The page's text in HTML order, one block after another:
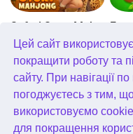
Цей сайт
покращити роботу та
сайту. При навігації
погоджуєтесь з тим,
використовуємо
для покращення
Збирайте золоті монети
ферми, та крутіть
монет та бустеров. Тож
безкотовній картковій грі
Well Mahjong